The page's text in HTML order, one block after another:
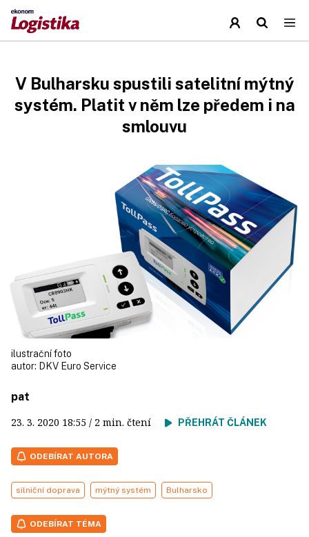
V Bulharsku spustili satelitní mýtný
systém. Platit v něm lze předem i na
smlouvu
ilustrační foto
autor: DKV Euro Service
pat
23. 3. 2020 18:55 / 2 min. čtení PŘEHRÁT ČLÁNEK
ODEBÍRAT AUTORA
silniční doprava mýtný systém Bulharsko
ODEBÍRAT TÉMA